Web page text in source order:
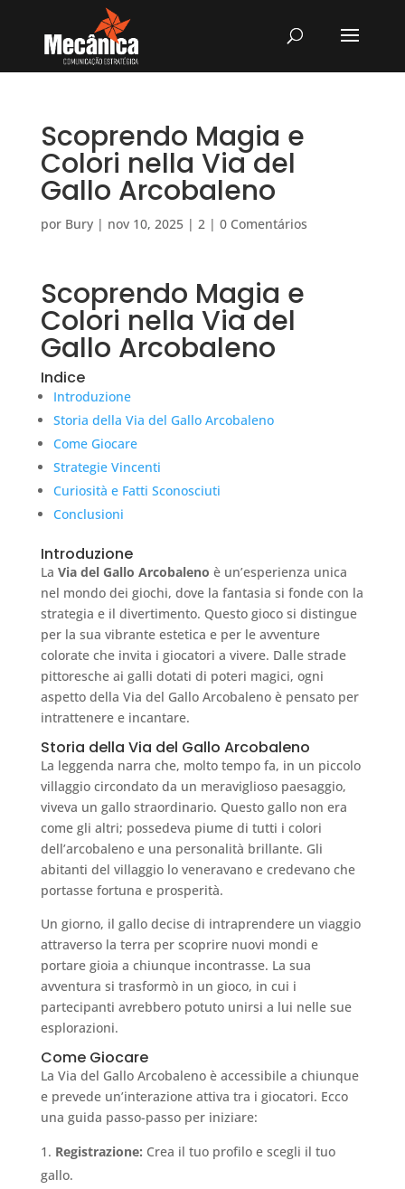
Scoprendo Magia e
Colori nella Via del
Gallo Arcobaleno
por Bury| nov 10, 2025| 2| 0 Comentários
Scoprendo Magia e
Colori nella Via del
Gallo Arcobaleno
Indice
Introduzione
Storia della Via del Gallo Arcobaleno
Come Giocare
Strategie Vincenti
Curiosità e Fatti Sconosciuti
Conclusioni
Introduzione
La Via del Gallo Arcobaleno è un’esperienza unica
nel mondo dei giochi, dove la fantasia si fonde con la
strategia e il divertimento. Questo gioco si distingue
per la sua vibrante estetica e per le avventure
colorate che invita i giocatori a vivere. Dalle strade
pittoresche ai galli dotati di poteri magici, ogni
aspetto della Via del Gallo Arcobaleno è pensato per
intrattenere e incantare.
Storia della Via del Gallo Arcobaleno
La leggenda narra che, molto tempo fa, in un piccolo
villaggio circondato da un meraviglioso paesaggio,
viveva un gallo straordinario. Questo gallo non era
come gli altri; possedeva piume di tutti i colori
dell’arcobaleno e una personalità brillante. Gli
abitanti del villaggio lo veneravano e credevano che
portasse fortuna e prosperità.
Un giorno, il gallo decise di intraprendere un viaggio
attraverso la terra per scoprire nuovi mondi e
portare gioia a chiunque incontrasse. La sua
avventura si trasformò in un gioco, in cui i
partecipanti avrebbero potuto unirsi a lui nelle sue
esplorazioni.
Come Giocare
La Via del Gallo Arcobaleno è accessibile a chiunque
e prevede un’interazione attiva tra i giocatori. Ecco
una guida passo-passo per iniziare:
Registrazione: Crea il tuo profilo e scegli il tuo
gallo.